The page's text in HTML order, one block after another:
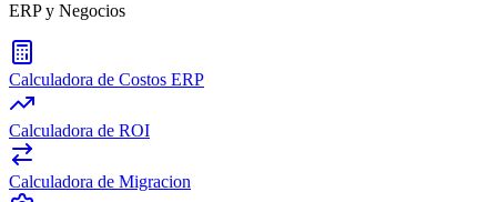
ERP y Negocios
Calculadora de Costos ERP
Calculadora de ROI
Calculadora de Migracion